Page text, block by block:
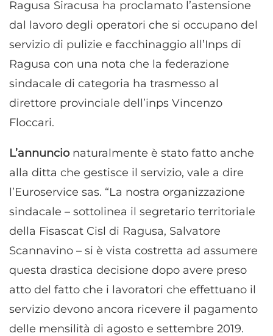
Ragusa Siracusa ha proclamato l’astensione
dal lavoro degli operatori che si occupano del
servizio di pulizie e facchinaggio all’Inps di
Ragusa con una nota che la federazione
sindacale di categoria ha trasmesso al
direttore provinciale dell’inps Vincenzo
Floccari.
L’annuncio naturalmente è stato fatto anche
alla ditta che gestisce il servizio, vale a dire
l’Euroservice sas. “La nostra organizzazione
sindacale – sottolinea il segretario territoriale
della Fisascat Cisl di Ragusa, Salvatore
Scannavino – si è vista costretta ad assumere
questa drastica decisione dopo avere preso
atto del fatto che i lavoratori che effettuano il
servizio devono ancora ricevere il pagamento
delle mensilità di agosto e settembre 2019.